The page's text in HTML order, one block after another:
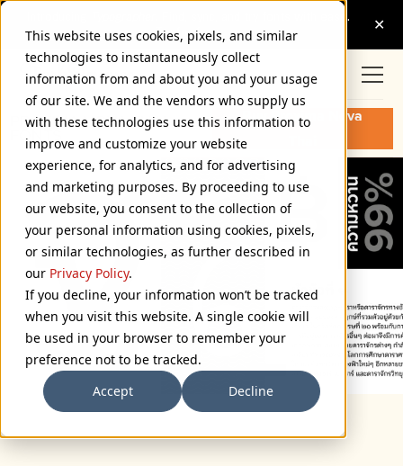
This website uses cookies, pixels, and similar
technologies to instantaneously collect
information from and about you and your usage
of our site. We and the vendors who supply us
with these technologies use this information to
improve and customize your website
experience, for analytics, and for advertising
and marketing purposes. By proceeding to use
our website, you consent to the collection of
your personal information using cookies, pixels,
or similar technologies, as further described in
our Privacy Policy.
If you decline, your information won’t be tracked
when you visit this website. A single cookie will
be used in your browser to remember your
preference not to be tracked.
Accept
Decline
PROXIMA NOVA THAI
FONTS
Buy Proxima Nova